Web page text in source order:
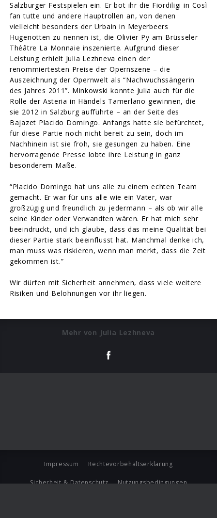
Salzburger Festspielen ein. Er bot ihr die Fiordiligi in Così
fan tutte und andere Hauptrollen an, von denen
vielleicht besonders der Urbain in Meyerbeers
Hugenotten zu nennen ist, die Olivier Py am Brüsseler
Théâtre La Monnaie inszenierte. Aufgrund dieser
Leistung erhielt Julia Lezhneva einen der
renommiertesten Preise der Opernszene – die
Auszeichnung der Opernwelt als “Nachwuchssängerin
des Jahres 2011”. Minkowski konnte Julia auch für die
Rolle der Asteria in Händels Tamerlano gewinnen, die
sie 2012 in Salzburg aufführte – an der Seite des
Bajazet Placido Domingo. Anfangs hatte sie befürchtet,
für diese Partie noch nicht bereit zu sein, doch im
Nachhinein ist sie froh, sie gesungen zu haben. Eine
hervorragende Presse lobte ihre Leistung in ganz
besonderem Maße.
“Placido Domingo hat uns alle zu einem echten Team
gemacht. Er war für uns alle wie ein Vater, war
großzügig und freundlich zu jedermann – als ob wir alle
seine Kinder oder Verwandten wären. Er hat mich sehr
beeindruckt, und ich glaube, dass das meine Qualität bei
dieser Partie stark beeinflusst hat. Manchmal denke ich,
man muss was riskieren, wenn man merkt, dass die Zeit
gekommen ist.”
Wir dürfen mit Sicherheit annehmen, dass viele weitere
Risiken und Belohnungen vor ihr liegen.
Mehr von Julia Lezhneva
Impressum Rechtevorbehaltserklärung
Sicherheit & Datenschutz Nutzungsbedingungen